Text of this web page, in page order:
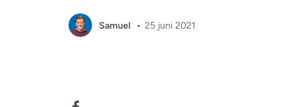
Samuel 25 juni 2021